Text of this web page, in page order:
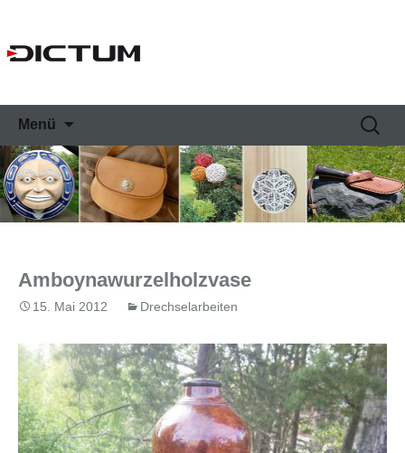
Menü
Inhalt
Suchen
nach:
Amboynawurzelholzvase
15. Mai 2012 Drechselarbeiten